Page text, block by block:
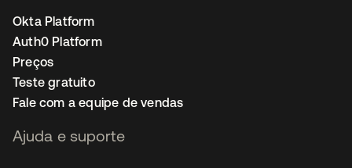
Okta Platform
Auth0 Platform
Preços
Teste gratuito
Fale com a equipe de vendas
Ajuda e suporte